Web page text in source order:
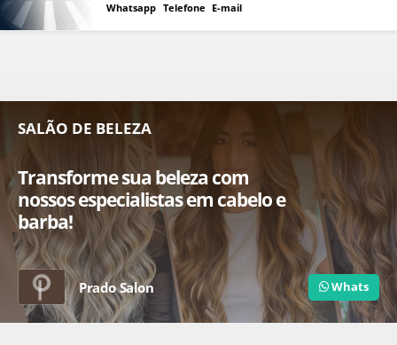
Whatsapp Telefone E-mail
SALÃO DE BELEZA
Transforme sua beleza com
nossos especialistas em cabelo e
barba!
Prado Salon Whats